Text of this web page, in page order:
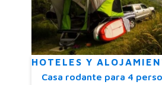
HOTELES Y
Casa rodante para 4